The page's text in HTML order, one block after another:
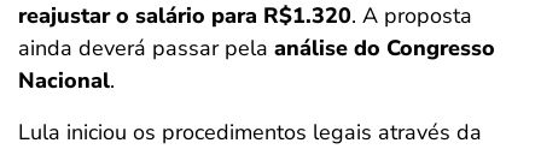
reajustar o salário para R$1.320. A proposta
ainda deverá passar pela análise do Congresso
Nacional.
Lula iniciou os procedimentos legais através da